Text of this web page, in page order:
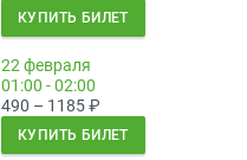
КУПИТЬ БИЛЕТ
22 февраля
01:00 - 02:00
490 – 1185₽
КУПИТЬ БИЛЕТ